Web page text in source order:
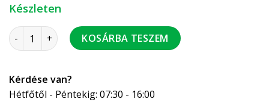
Készleten
Elektróda 1 mennyiségKOSÁRBA TESZEM
Kérdése van?
Hétfőtől - Péntekig: 07:30 - 16:00